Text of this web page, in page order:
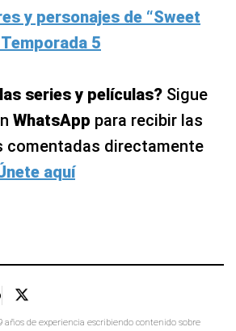
y personajes de “Sweet
5
series y películas? Sigue
WhatsApp para recibir las
comentadas directamente
aquí
años de experiencia escribiendo contenido sobre